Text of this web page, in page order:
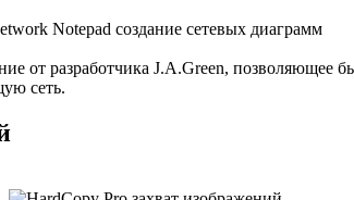
от разработчика J.A.Green, позволяющее
сеть.